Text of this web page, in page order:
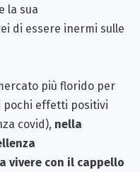
e la sua
di essere inermi sulle
più florido per
pochi effetti positivi
covid), nella
vivere con il cappello